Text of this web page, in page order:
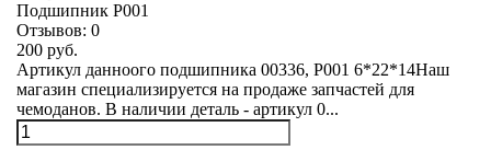
Подшипник Р001
Отзывов: 0
200 руб.
Артикул данноого подшипника 00336, Р001 6*22*14Наш
магазин специализируется на продаже запчастей для
чемоданов. В наличии деталь - артикул 0...